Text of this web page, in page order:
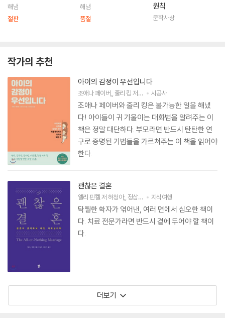
해냄
절판
해냄
품절
원칙
문학사상
작가의 추천
아이의 감정이 우선입니다
조애나 페이버 줄리 킹저 최다인역
시공사
조애나 페이버와 줄리 킹은 불가능한 일을 해냈
다! 아이들이 귀 기울이는 대화법을 알려주는 이
책은 정말 대단하다. 부모라면 반드시 탄탄한 연
구로 증명된 기법들을 가르쳐주는 이 책을 읽어야
한다.
괜찮은 결혼
엘리 핀켈저허청아, 정삼기 역 지식여행
탁월한 학자가 엮어낸, 여러 면에서 심오한 책이
다. 치료 전문가라면 반드시 곁에 두어야 할 책이
다.
더보기